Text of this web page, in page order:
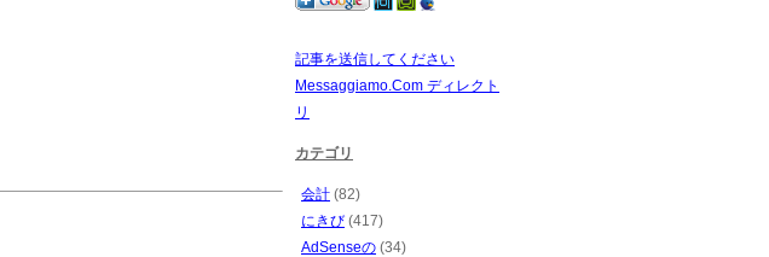
記事を送信してください
Messaggiamo.Com ディレクト
リ
カテゴリ
会計 (82)
にきび (417)
AdSenseの (34)